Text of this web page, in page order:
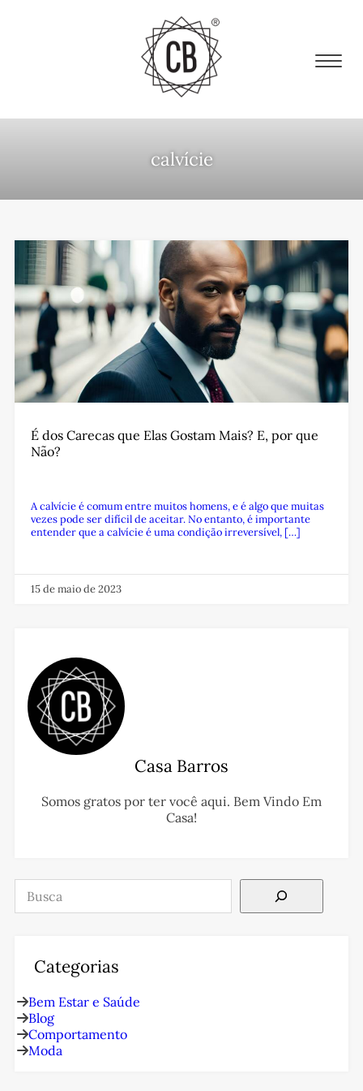
calvície
É dos Carecas que Elas Gostam Mais? E, por que
Não?
A calvície é comum entre muitos homens, e é algo que muitas
vezes pode ser difícil de aceitar. No entanto, é importante
entender que a calvície é uma condição irreversível, […]
15 de maio de 2023
Casa Barros
Somos gratos por ter você aqui. Bem Vindo Em
Casa!
Pesquisar
Categorias
Bem Estar e Saúde
Blog
Comportamento
Moda